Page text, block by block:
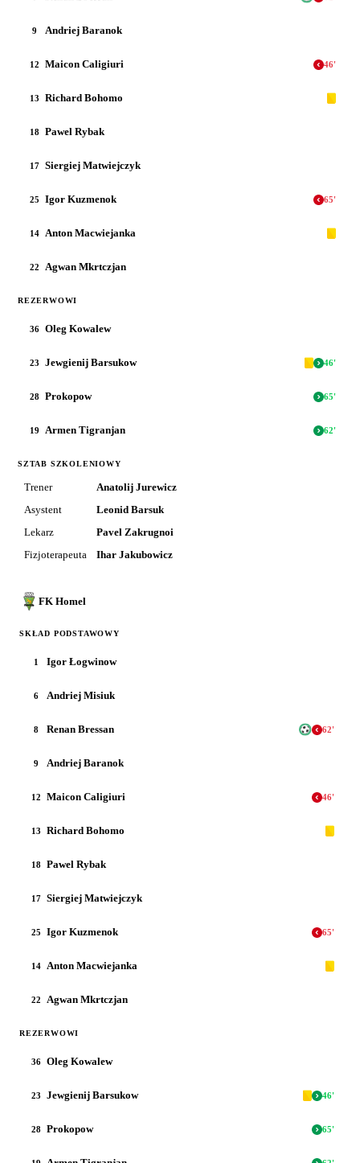
9 Andriej Baranok
12 Maicon Caligiuri 46'
13 Richard Bohomo
18 Pawel Rybak
17 Siergiej Matwiejczyk
25 Igor Kuzmenok 65'
14 Anton Macwiejanka
22 Agwan Mkrtczjan
REZERWOWI
36 Oleg Kowalew
23 Jewgienij Barsukow 46'
28 Prokopow 65'
19 Armen Tigranjan 62'
SZTAB SZKOLENIOWY
Trener
Anatolij Jurewicz
Asystent
Leonid Barsuk
Lekarz
Pavel Zakrugnoi
Fizjoterapeuta
Ihar Jakubowicz
FK Homel
SKŁAD PODSTAWOWY
1 Igor Łogwinow
6 Andriej Misiuk
8 Renan Bressan 62'
9 Andriej Baranok
12 Maicon Caligiuri 46'
13 Richard Bohomo
18 Pawel Rybak
17 Siergiej Matwiejczyk
25 Igor Kuzmenok 65'
14 Anton Macwiejanka
22 Agwan Mkrtczjan
REZERWOWI
36 Oleg Kowalew
23 Jewgienij Barsukow 46'
28 Prokopow 65'